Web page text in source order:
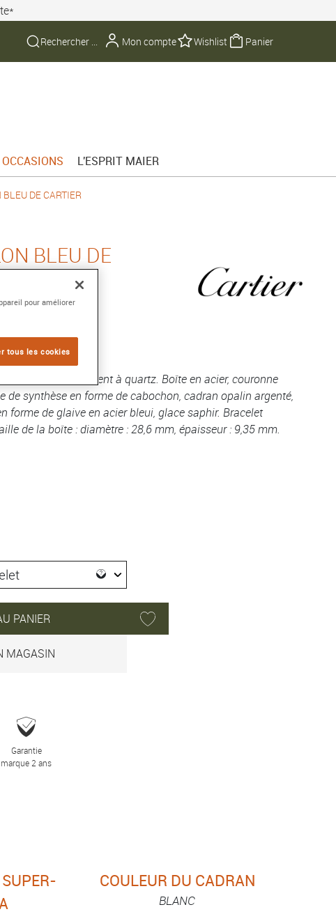
Mon compte Wishlist Panier
OCCASIONS L'ESPRIT MAIER
DE CARTIER
BLEU DE
acier
28 mm, mouvement à quartz. Boîte en acier, couronne
de synthèse en forme de cabochon, cadran opalin argenté,
forme de glaive en acier bleui, glace saphir. Bracelet
de la boîte : diamètre : 28,6 mm, épaisseur : 9,35 mm.
PANIER
MAGASIN
Garantie
marque 2 ans
COULEUR DU CADRAN
BLANC
pour améliorer
tous les cookies